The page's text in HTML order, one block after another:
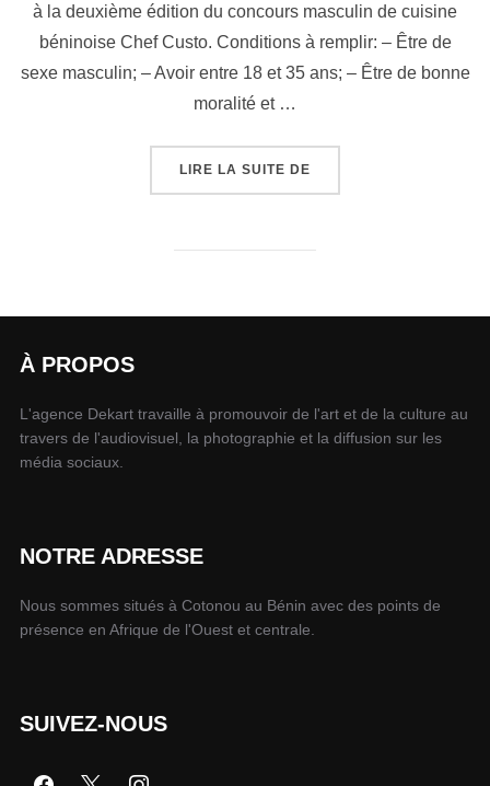
à la deuxième édition du concours masculin de cuisine
béninoise Chef Custo. Conditions à remplir: – Être de
sexe masculin; – Avoir entre 18 et 35 ans; – Être de bonne
moralité et …
LIRE LA SUITE DE
À PROPOS
L'agence Dekart travaille à promouvoir de l'art et de la culture au
travers de l'audiovisuel, la photographie et la diffusion sur les
média sociaux.
NOTRE ADRESSE
Nous sommes situés à Cotonou au Bénin avec des points de
présence en Afrique de l'Ouest et centrale.
SUIVEZ-NOUS